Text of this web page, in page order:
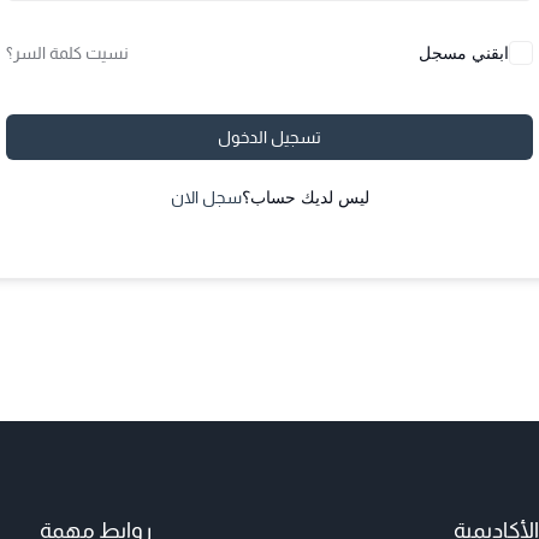
ابقني مسجل نسيت كلمة السر؟
تسجيل الدخول
ليس لديك حساب؟سجل الان
روابط مهمة